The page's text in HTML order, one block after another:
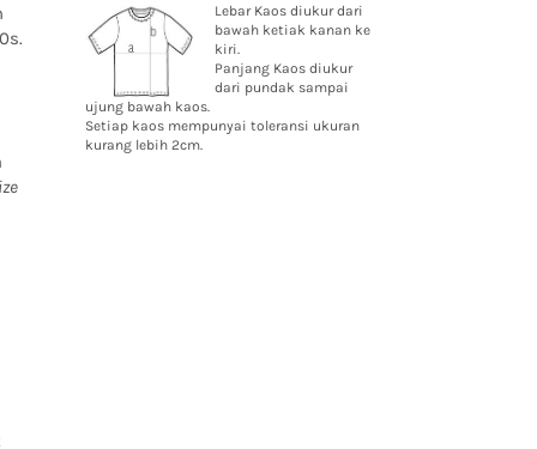
Lebar Kaos diukur dari
bawah ketiak kanan ke
kiri.
Panjang Kaos diukur
dari pundak sampai
ujung bawah kaos.
Setiap kaos mempunyai toleransi ukuran
kurang lebih 2cm.